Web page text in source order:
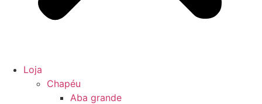
Loja
Chapéu
Aba grande